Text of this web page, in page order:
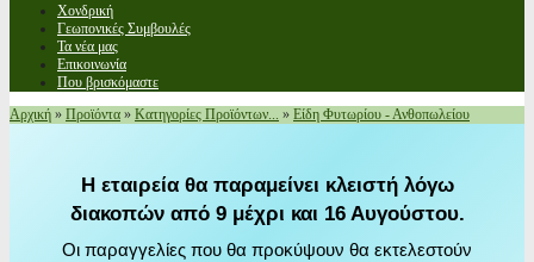
Χονδρική
Γεωπονικές Συμβουλές
Τα νέα μας
Επικοινωνία
Που βρισκόμαστε
Αρχική » Προϊόντα » Κατηγορίες Προϊόντων... » Είδη Φυτωρίου - Ανθοπωλείου
Η εταιρεία θα παραμείνει κλειστή λόγω
διακοπών από 9 μέχρι και 16 Αυγούστου.
Οι παραγγελίες που θα προκύψουν θα εκτελεστούν